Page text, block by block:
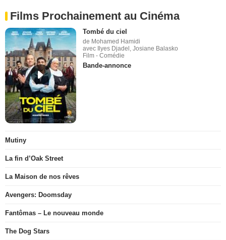
Films Prochainement au Cinéma
Tombé du ciel
de Mohamed Hamidi
avec Ilyes Djadel, Josiane Balasko
Film - Comédie
Bande-annonce
Mutiny
La fin d’Oak Street
La Maison de nos rêves
Avengers: Doomsday
Fantômas – Le nouveau monde
The Dog Stars